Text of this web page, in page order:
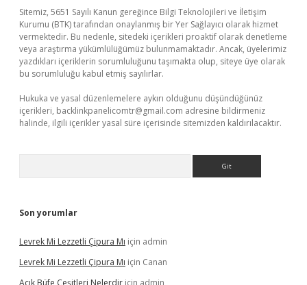
Sitemiz, 5651 Sayılı Kanun gereğince Bilgi Teknolojileri ve İletişim
Kurumu (BTK) tarafından onaylanmış bir Yer Sağlayıcı olarak hizmet
vermektedir. Bu nedenle, sitedeki içerikleri proaktif olarak denetleme
veya araştırma yükümlülüğümüz bulunmamaktadır. Ancak, üyelerimiz
yazdıkları içeriklerin sorumluluğunu taşımakta olup, siteye üye olarak
bu sorumluluğu kabul etmiş sayılırlar.
Hukuka ve yasal düzenlemelere aykırı olduğunu düşündüğünüz
içerikleri, backlinkpanelicomtr@gmail.com adresine bildirmeniz
halinde, ilgili içerikler yasal süre içerisinde sitemizden kaldırılacaktır.
Son yorumlar
Levrek Mi Lezzetli Çipura Mı için admin
Levrek Mi Lezzetli Çipura Mı için Canan
Açık Büfe Çeşitleri Nelerdir için admin